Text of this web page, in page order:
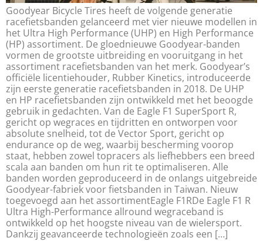
Goodyear Bicycle Tires heeft de volgende generatie
racefietsbanden gelanceerd met vier nieuwe modellen in
het Ultra High Performance (UHP) en High Performance
(HP) assortiment. De gloednieuwe Goodyear-banden
vormen de grootste uitbreiding en vooruitgang in het
assortiment racefietsbanden van het merk. Goodyear’s
officiële licentiehouder, Rubber Kinetics, introduceerde
zijn eerste generatie racefietsbanden in 2018. De UHP
en HP racefietsbanden zijn ontwikkeld met het beoogde
gebruik in gedachten. Van de Eagle F1 SuperSport R,
gericht op wegraces en tijdritten en ontworpen voor
absolute snelheid, tot de Vector Sport, gericht op
endurance op de weg, waarbij bescherming voorop
staat, hebben zowel topracers als liefhebbers een breed
scala aan banden om hun rit te optimaliseren. Alle
banden worden geproduceerd in de onlangs uitgebreide
Goodyear-fabriek voor fietsbanden in Taiwan. Nieuw
toegevoegd aan het assortimentEagle F1RDe Eagle F1 R
Ultra High-Performance allround wegraceband is
ontwikkeld op het hoogste niveau van de wielersport.
Dankzij geavanceerde technologieën zoals een […]